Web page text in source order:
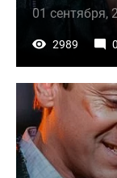
01 сентября,
2989 0